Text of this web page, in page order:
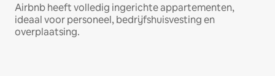
Airbnb heeft volledig ingerichte appartementen,
ideaal voor personeel, bedrijfshuisvesting en
overplaatsing.